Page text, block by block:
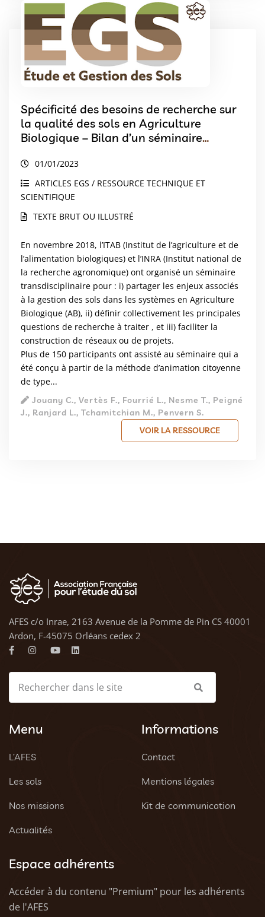
Spécificité des besoins de recherche sur
la qualité des sols en Agriculture
Biologique – Bilan d’un séminaire
01/01/2023
ARTICLES EGS / RESSOURCE TECHNIQUE ET
SCIENTIFIQUE
TEXTE BRUT OU ILLUSTRÉ
En novembre 2018, l’ITAB (Institut de l’agriculture et de
l’alimentation biologiques) et l’INRA (Institut national de
la recherche agronomique) ont organisé un séminaire
transdisciplinaire pour : i) partager les enjeux associés
à la gestion des sols dans les systèmes en Agriculture
Biologique (AB), ii) définir collectivement les principales
questions de recherche à traiter , et iii) faciliter la
construction de réseaux ou de projets.
Plus de 150 participants ont assisté au séminaire qui a
été conçu à partir de la méthode d’animation citoyenne
de type...
Jouany C., Vertès F., Fourrié L., Nesme T., Peigné
J., Ranjard L., Tchamitchian M., Penvern S.
VOIR LA RESSOURCE
AFES c/o Inrae, 2163 Avenue de la Pomme de Pin CS 40001
Ardon, F-45075 Orléans cedex 2
Menu
L’AFES
Les sols
Nos missions
Actualités
Informations
Contact
Mentions légales
Kit de communication
Espace adhérents
Accéder à du contenu "Premium" pour les adhérents
de l'AFES